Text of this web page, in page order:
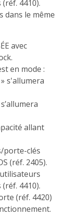
4410).
dans le même
avec
en mode :
s'allumera
allant
porte-clés
(réf. 2405).
4410).
(réf. 4420)